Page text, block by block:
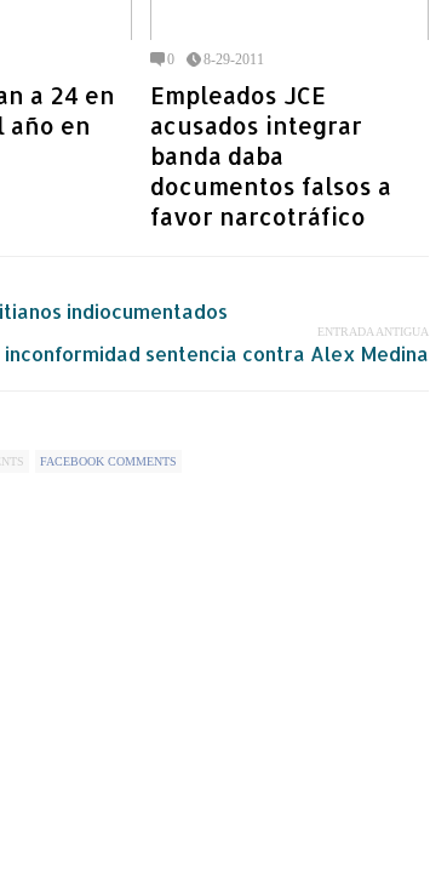
a 24 en
año en
0 8-29-2011
Empleados JCE
acusados integrar
banda daba
documentos falsos a
favor narcotráfico
indiocumentados
ENTRADA ANTIGUA
sentencia contra Alex Medina
FACEBOOK COMMENTS